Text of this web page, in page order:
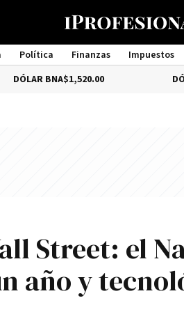
Política Finanzas Impuestos
Management
$1,520.00 -
Street: el
año y